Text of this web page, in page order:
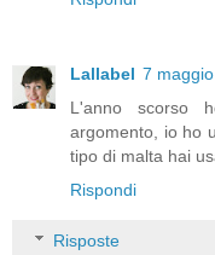
Lallabel 7
L'anno scorso
argomento, io ho
tipo di malta hai
Rispondi
Risposte